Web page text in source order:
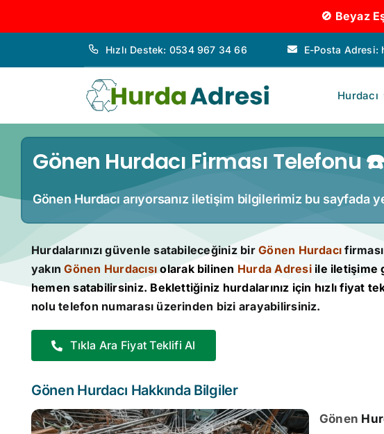
🚫 Beyaz
Hızlı Destek: 0534 967 34 66 E-Posta Adresi:
Hurdacı
Gönen Hurdacı Firması Telefonu
Gönen Hurdacı arıyorsanız iletişim bilgilerimiz bu sayfada
Hurdalarınızı güvenle satabileceğiniz birGönen Hurdacı
yakınGönen Hurdacısı olarak bilinen Hurda Adresiile iletişime
hemen satabilirsiniz. Beklettiğiniz hurdalarınız için hızlı fiyat
nolu telefon numarası üzerinden bizi arayabilirsiniz.
Tıkla Ara Fiyat Teklifi Al
Gönen Hurdacı Hakkında Bilgiler
Gönen